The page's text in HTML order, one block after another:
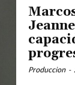
Produccion -